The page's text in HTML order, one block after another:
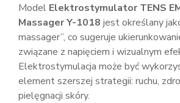
Model Elektrostymulator TENS
Massager Y-1018 jest określany
massager”, co sugeruje
związane z napięciem i wizualnym
Elektrostymulacja może być
element szerszej strategii: ruchu,
pielęgnacji skóry.